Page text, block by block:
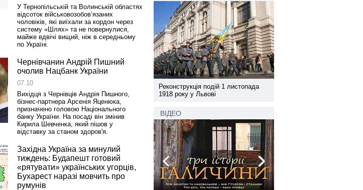
У Тернопільській та Волинській областях
відсоток військовозобов’язаних
чоловіків, які виїхали за кордон через
систему «Шлях» та не повернулися,
майже вдвічі вищий, ніж в середньому
по Україні.
Чернівчанин Андрій Пишний
очолив Нацбанк України
07.10
Вихідця з Чернівців Андрія Пишного,
бізнес-партнера Арсенія Яценюка,
призначено головою Національного
банку України. На посаді він змінив
Кирила Шевченка, який пішов у
відставку за станом здоров'я.
Західна Україна за минулий
тиждень: Будапешт готовий
«рятувати» українських угорців,
Бухарест наразі мовчить про
румунів
1918 року у Львові
Реконструкція подій 1 листопада
1918 року у Львові
ВІДЕО